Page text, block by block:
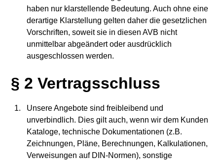
haben nur klarstellende Bedeutung. Auch ohne eine
derartige Klarstellung gelten daher die gesetzlichen
Vorschriften, soweit sie in diesen AVB nicht
unmittelbar abgeändert oder ausdrücklich
ausgeschlossen werden.
§ 2 Vertragsschluss
Unsere Angebote sind freibleibend und
unverbindlich. Dies gilt auch, wenn wir dem Kunden
Kataloge, technische Dokumentationen (z.B.
Zeichnungen, Pläne, Berechnungen, Kalkulationen,
Verweisungen auf DIN-Normen), sonstige